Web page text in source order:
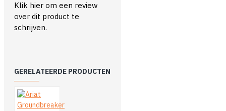
Klik hier om een review
over dit product te
schrijven.
GERELATEERDE PRODUCTEN